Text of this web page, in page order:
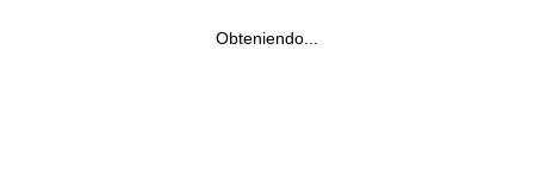
Obteniendo...